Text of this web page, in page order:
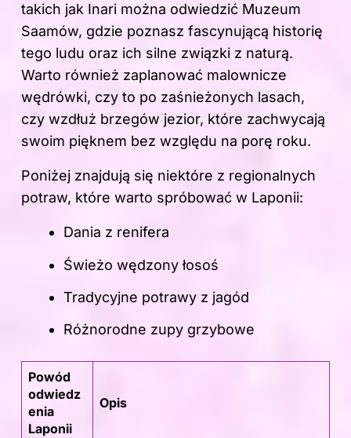
takich jak Inari można odwiedzić Muzeum
Saamów, gdzie poznasz fascynującą historię
tego ludu oraz ich silne związki z naturą.
Warto również zaplanować malownicze
wędrówki, czy to po zaśnieżonych lasach,
czy wzdłuż brzegów jezior, które zachwycają
swoim pięknem bez względu na porę roku.
Poniżej znajdują się niektóre z regionalnych
potraw, które warto spróbować w Laponii:
Dania z renifera
Świeżo wędzony łosoś
Tradycyjne potrawy z jagód
Różnorodne zupy grzybowe
Powód
odwiedz
enia
Laponii
Opis